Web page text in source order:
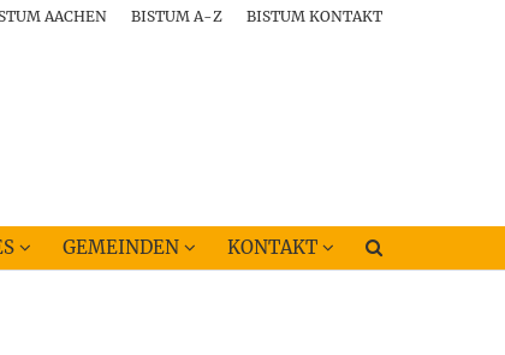
AACHEN BISTUM A-Z BISTUM KONTAKT
GEMEINDEN KONTAKT